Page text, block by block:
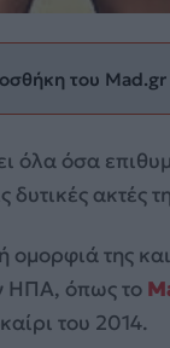
του Mad.gr
όλα όσα
ακτές
της
ΗΠΑ, όπως το
του 2014.